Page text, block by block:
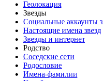
Геолокация
Звезды
Социальные аккаунты
Настоящие имена звезд
Звезды и интернет
Родство
Соседские сети
Родословие
Имена-фамилии